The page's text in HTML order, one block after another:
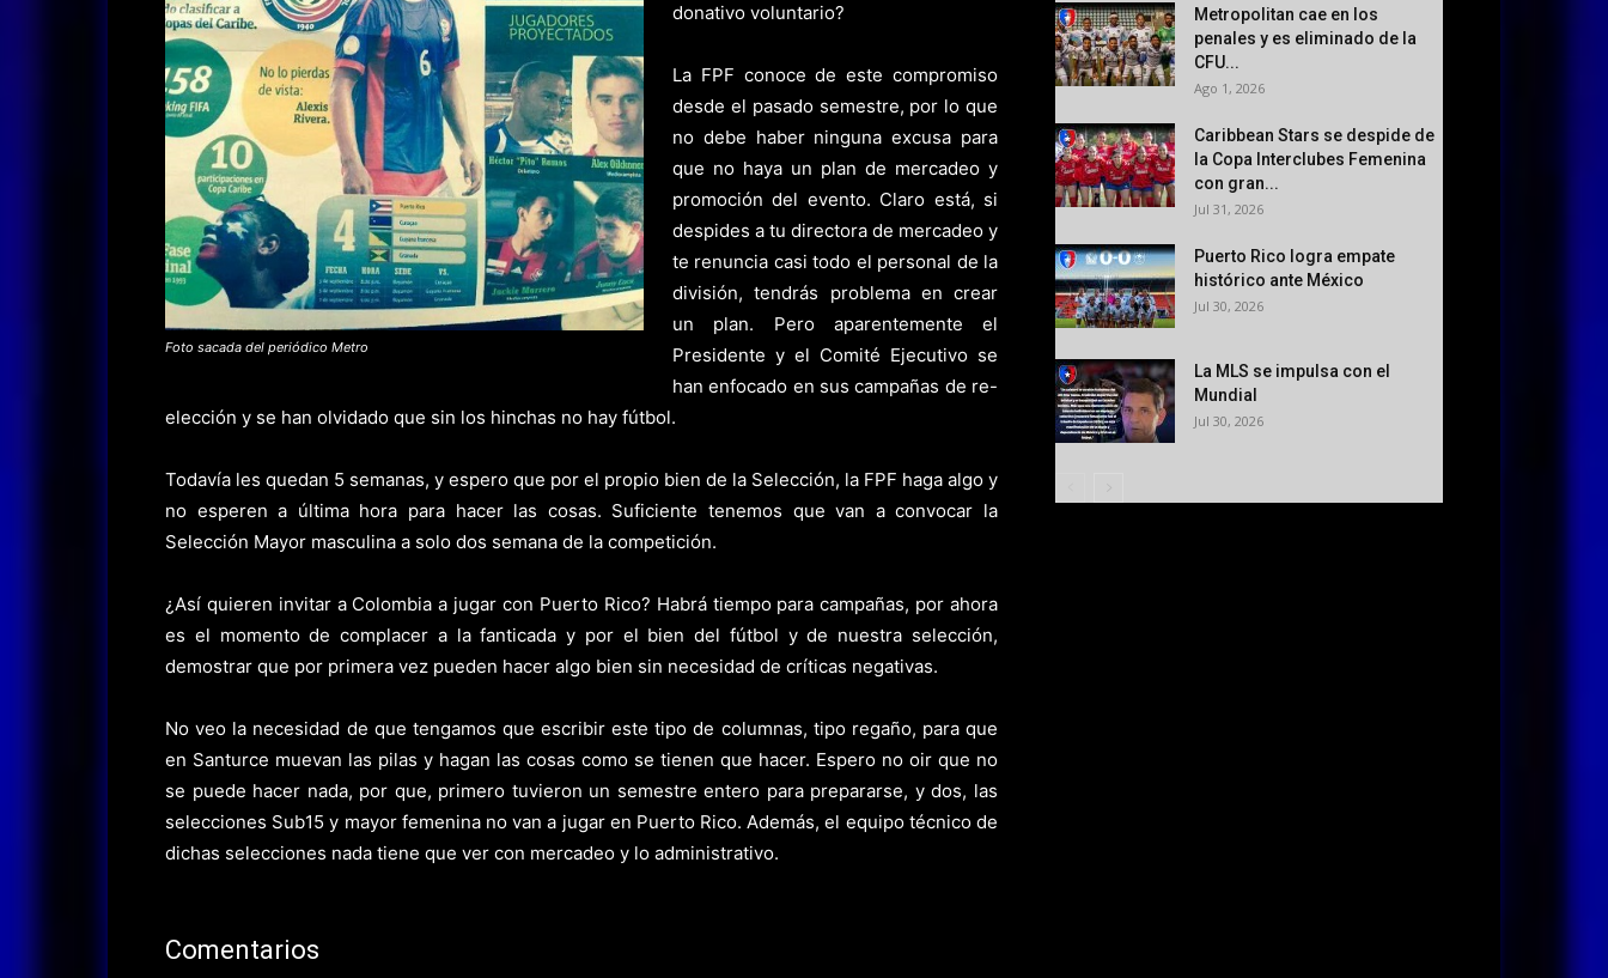
Foto sacada del periódico Metro
donativo voluntario?
La FPF conoce de este compromiso
desde el pasado semestre, por lo que
no debe haber ninguna excusa para
que no haya un plan de mercadeo y
promoción del evento. Claro está, si
despides a tu directora de mercadeo y
te renuncia casi todo el personal de la
división, tendrás problema en crear
un plan. Pero aparentemente el
Presidente y el Comité Ejecutivo se
han enfocado en sus campañas de re-
elección y se han olvidado que sin los hinchas no hay fútbol.
Todavía les quedan 5 semanas, y espero que por el propio bien de la Selección, la FPF haga algo y
no esperen a última hora para hacer las cosas. Suficiente tenemos que van a convocar la
Selección Mayor masculina a solo dos semana de la competición.
¿Así quieren invitar a Colombia a jugar con Puerto Rico? Habrá tiempo para campañas, por ahora
es el momento de complacer a la fanticada y por el bien del fútbol y de nuestra selección,
demostrar que por primera vez pueden hacer algo bien sin necesidad de críticas negativas.
No veo la necesidad de que tengamos que escribir este tipo de columnas, tipo regaño, para que
en Santurce muevan las pilas y hagan las cosas como se tienen que hacer. Espero no oir que no
se puede hacer nada, por que, primero tuvieron un semestre entero para prepararse, y dos, las
selecciones Sub15 y mayor femenina no van a jugar en Puerto Rico. Además, el equipo técnico de
dichas selecciones nada tiene que ver con mercadeo y lo administrativo.
Comentarios
Metropolitan cae en los
penales y es eliminado de la
CFU...
Ago 1, 2026
Caribbean Stars se despide de
la Copa Interclubes Femenina
con gran...
Jul 31, 2026
Puerto Rico logra empate
histórico ante México
Jul 30, 2026
La MLS se impulsa con el
Mundial
Jul 30, 2026